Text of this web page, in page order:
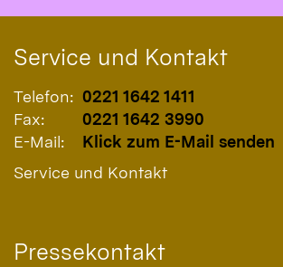
Service und Kontakt
Telefon: 0221 1642 1411
Fax:
0221 1642 3990
E-Mail:
Klick zum E-Mail senden
Service und Kontakt
Pressekontakt